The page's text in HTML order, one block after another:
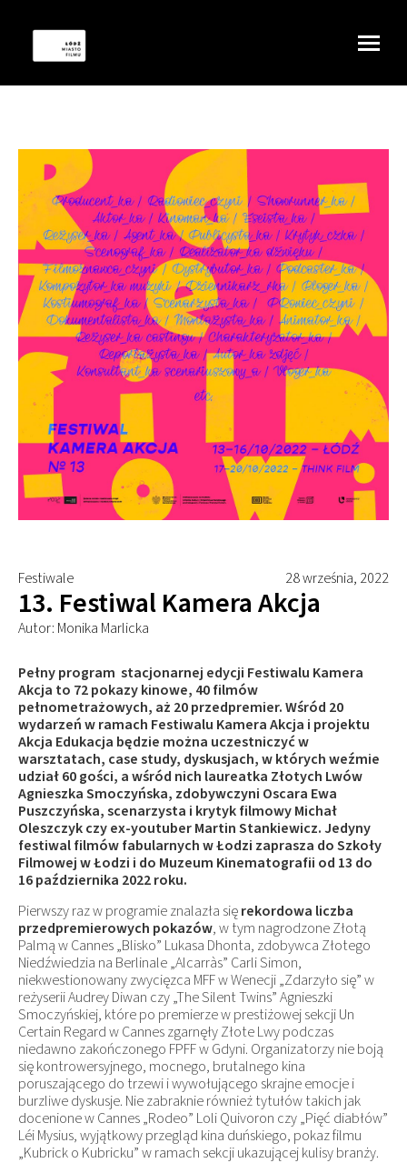
Festiwale 28 września, 2022
13. Festiwal Kamera Akcja
Autor: Monika Marlicka
Pełny program stacjonarnej edycji Festiwalu Kamera
Akcja to 72 pokazy kinowe, 40 filmów
pełnometrażowych, aż 20 przedpremier. Wśród 20
wydarzeń w ramach Festiwalu Kamera Akcja i projektu
Akcja Edukacja będzie można uczestniczyć w
warsztatach, case study, dyskusjach, w których weźmie
udział 60 gości, a wśród nich laureatka Złotych Lwów
Agnieszka Smoczyńska, zdobywczyni Oscara Ewa
Puszczyńska, scenarzysta i krytyk filmowy Michał
Oleszczyk czy ex-youtuber Martin Stankiewicz. Jedyny
festiwal filmów fabularnych w Łodzi zaprasza do Szkoły
Filmowej w Łodzi i do Muzeum Kinematografii od 13 do
16 października 2022 roku.
Pierwszy raz w programie znalazła sięrekordowa liczba
przedpremierowych pokazów, w tym nagrodzone Złotą
Palmą w Cannes „Blisko” Lukasa Dhonta, zdobywca Złotego
Niedźwiedzia na Berlinale „Alcarràs” Carli Simon,
niekwestionowany zwycięzca MFF w Wenecji „Zdarzyło się” w
reżyserii Audrey Diwan czy „The Silent Twins” Agnieszki
Smoczyńskiej, które po premierze w prestiżowej sekcji Un
Certain Regard w Cannes zgarnęły Złote Lwy podczas
niedawno zakończonego FPFF w Gdyni. Organizatorzy nie boją
się kontrowersyjnego, mocnego, brutalnego kina
poruszającego do trzewi i wywołującego skrajne emocje i
burzliwe dyskusje. Nie zabraknie również tytułów takich jak
docenione w Cannes „Rodeo” Loli Quivoron czy „Pięć diabłów”
Léi Mysius, wyjątkowy przegląd kina duńskiego, pokaz filmu
„Kubrick o Kubricku” w ramach sekcji ukazującej kulisy branży.